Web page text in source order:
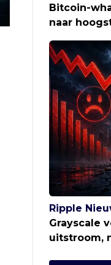
Bitcoin-
naar
Ripple
Grayscale
uitstroom,